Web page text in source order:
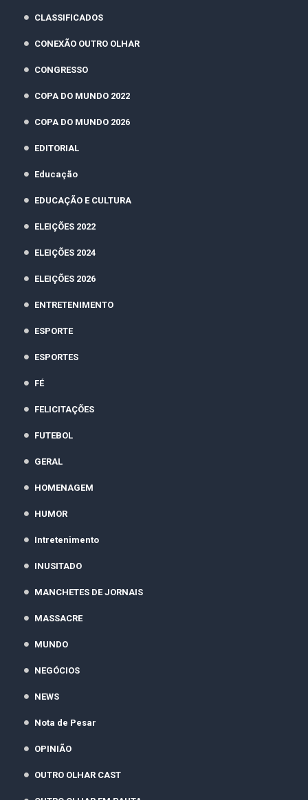
CLASSIFICADOS
CONEXÃO OUTRO OLHAR
CONGRESSO
COPA DO MUNDO 2022
COPA DO MUNDO 2026
EDITORIAL
Educação
EDUCAÇÃO E CULTURA
ELEIÇÕES 2022
ELEIÇÕES 2024
ELEIÇÕES 2026
ENTRETENIMENTO
ESPORTE
ESPORTES
FÉ
FELICITAÇÕES
FUTEBOL
GERAL
HOMENAGEM
HUMOR
Intretenimento
INUSITADO
MANCHETES DE JORNAIS
MASSACRE
MUNDO
NEGÓCIOS
NEWS
Nota de Pesar
OPINIÃO
OUTRO OLHAR CAST